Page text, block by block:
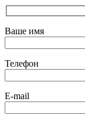
Ваше имя
Телефон
E-mail